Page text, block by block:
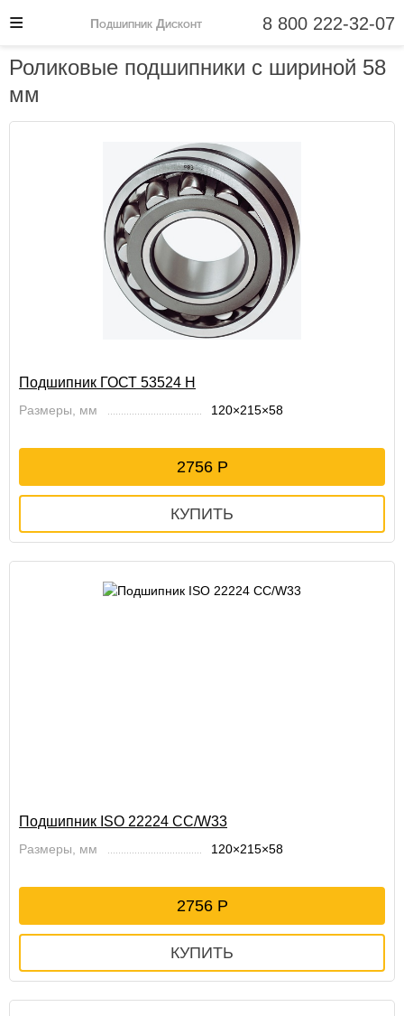
Роликовые подшипники с шириной 58
мм
Подшипник ГОСТ 53524 Н
Размеры, мм 120×215×58
2756
Подшипник ISO 22224 CC/W33
Размеры, мм 120×215×58
2756
Подшипник Дисконт 8 800 222-32-07